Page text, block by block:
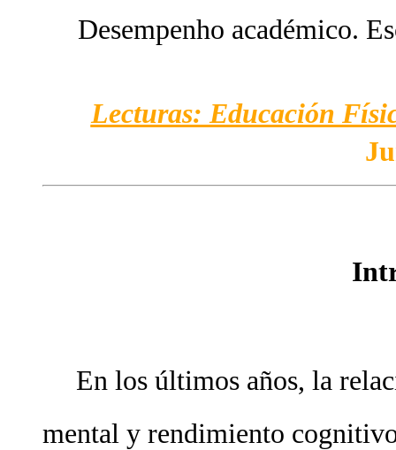
Desempenho académico.
Lecturas: Educación
En los últimos años, la
mental y rendimiento